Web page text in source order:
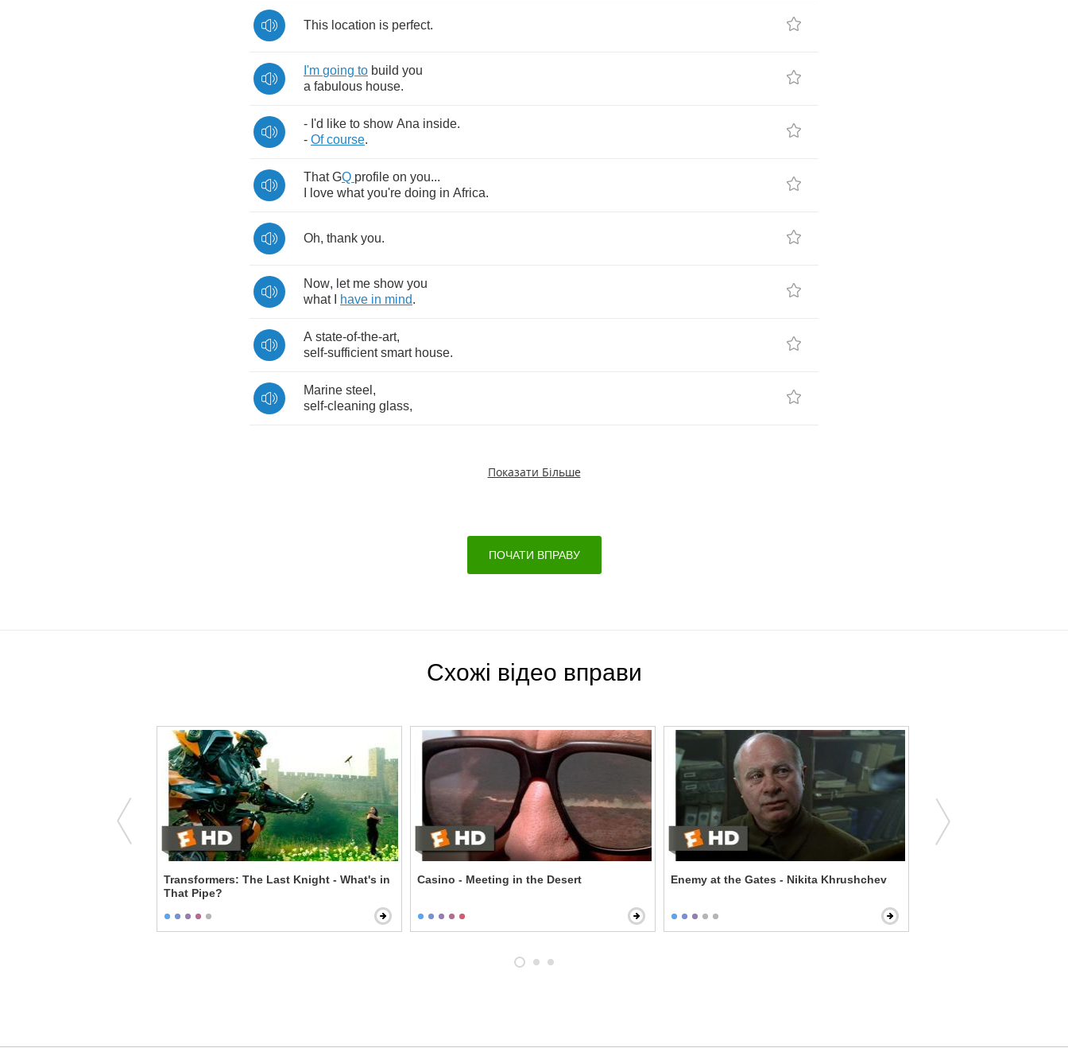
This location is perfect.
I'm going to build you
a fabulous house.
- I'd like to show Ana inside.
- Of course.
That GQ profile on you...
love what you're doing in Africa.
Oh, thank you.
Now, let me show you
what
have in mind.
A state-of-the-art,
self-sufficient smart house.
Marine steel ,
self-cleaning glass,
Показати Більше
ПОЧАТИ ВПРАВУ
Схожі відео вправи
Transformers: The Last Knight - What's in
That Pipe?
Casino - Meeting in the Desert Enemy at the Gates - Nikita Khrushchev